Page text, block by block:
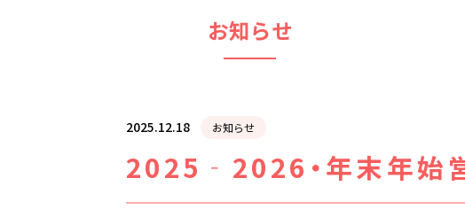
お知らせ
2025.12.18 お知らせ
2025‐2026・年末年始